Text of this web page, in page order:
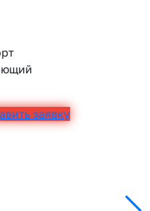
заявку